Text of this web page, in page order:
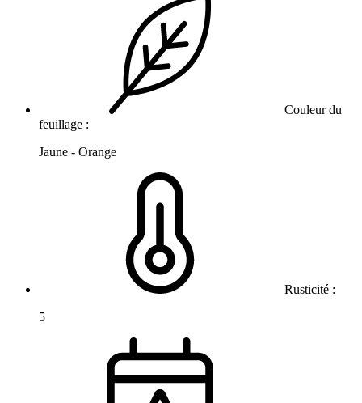
Couleur du
feuillage :
Jaune - Orange
Rusticité :
5